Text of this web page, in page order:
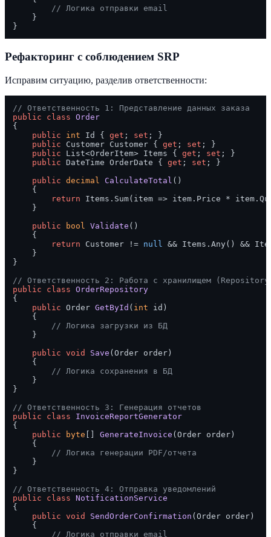
// Логика отправки email
    }
Рефакторинг с соблюдением SRP
Исправим ситуацию, разделив ответственности:
// Ответственность 1: Представление данных заказа
public
class Order
{
public
int Id { get ; set ; }
public Customer Customer { get ; set ; }
public List<OrderItem> Items { get ; set ; }
public DateTime OrderDate { get ; set ; }
public decimal CalculateTotal ()
    {
return Items.Sum(item => item.Price *
    }
public
bool Validate ()
    {
return Customer != null
&& Items.Any() &&
    }
}
// Ответственность 2: Работа с хранилищем
public
class OrderRepository
{
public Order GetById ( int id )
    {
// Логика загрузки из БД
    }
public void Save ( Order order )
    {
// Логика сохранения в БД
    }
}
// Ответственность 3: Генерация отчетов
public
class
InvoiceReportGenerator
{
public
byte GenerateInvoice ( Order order )
    {
// Логика генерации PDF/отчета
    }
}
// Ответственность 4: Отправка уведомлений
public
class NotificationService
{
public void SendOrderConfirmation ( Order order )
    {
// Логика отправки email